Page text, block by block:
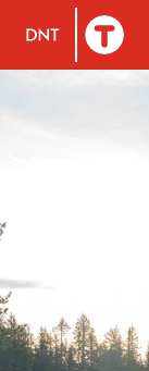
Til DNT.no forside